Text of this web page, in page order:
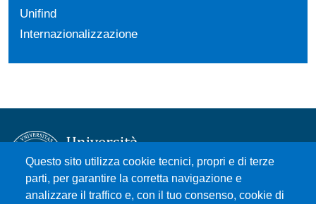
Unifind
Internazionalizzazione
Questo sito utilizza cookie tecnici, propri e di terze
parti, per garantire la corretta navigazione e
analizzare il traffico e, con il tuo consenso, cookie di